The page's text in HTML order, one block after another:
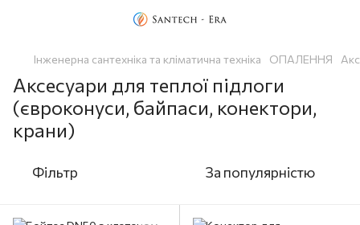
Інженерна сантехніка та кліматична техніка OПАЛЕННЯ
Аксесуари для теплої підлоги
(євроконуси, байпаси, конектори,
крани)
Фільтр За популярністю